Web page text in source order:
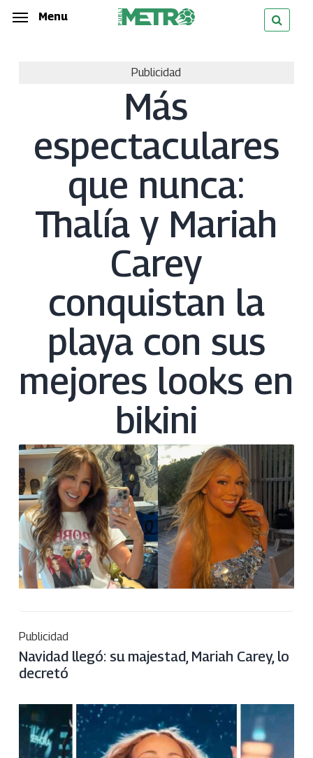
Skip
Menu
Publicidad
Más
espectaculares
que nunca:
Thalía y Mariah
Carey
conquistan la
playa con sus
mejores looks en
bikini
Publicidad
Navidad llegó: su majestad, Mariah Carey, lo
decretó
Menu